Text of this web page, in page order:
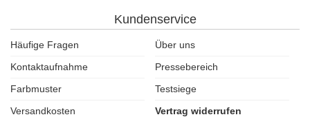
Kundenservice
Häufige Fragen
Über uns
Kontaktaufnahme
Pressebereich
Farbmuster
Testsiege
Versandkosten
Vertrag widerrufen